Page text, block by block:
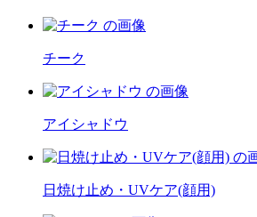
チーク
アイシャドウ
日焼け止め・UVケア(顔用)